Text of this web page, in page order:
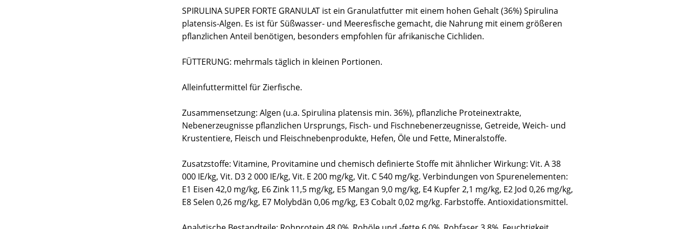
SPIRULINA SUPER FORTE GRANULAT ist ein Granulatfutter mit einem hohen Gehalt (36%) Spirulina
platensis-Algen. Es ist für Süßwasser- und Meeresfische gemacht, die Nahrung mit einem größeren
pflanzlichen Anteil benötigen, besonders empfohlen für afrikanische Cichliden.
FÜTTERUNG: mehrmals täglich in kleinen Portionen.
Alleinfuttermittel für Zierfische.
Zusammensetzung: Algen (u.a. Spirulina platensis min. 36%), pflanzliche Proteinextrakte,
Nebenerzeugnisse pflanzlichen Ursprungs, Fisch- und Fischnebenerzeugnisse, Getreide, Weich- und
Krustentiere, Fleisch und Fleischnebenprodukte, Hefen, Öle und Fette, Mineralstoffe.
Zusatzstoffe: Vitamine, Provitamine und chemisch definierte Stoffe mit ähnlicher Wirkung: Vit. A 38
000 IE/kg, Vit. D3 2 000 IE/kg, Vit. E 200 mg/kg, Vit. C 540 mg/kg. Verbindungen von Spurenelementen:
E1 Eisen 42,0 mg/kg, E6 Zink 11,5 mg/kg, E5 Mangan 9,0 mg/kg, E4 Kupfer 2,1 mg/kg, E2 Jod 0,26 mg/kg,
E8 Selen 0,26 mg/kg, E7 Molybdän 0,06 mg/kg, E3 Cobalt 0,02 mg/kg. Farbstoffe. Antioxidationsmittel.